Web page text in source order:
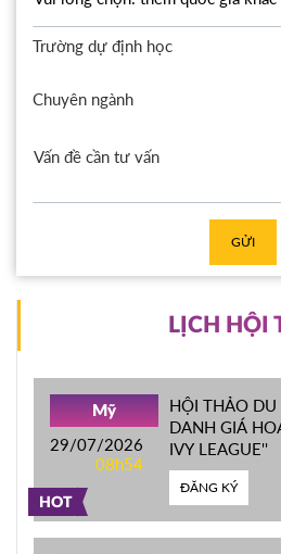
Trường dự định học
Chuyên ngành
GỬI
LỊCH HỘI
HOT
Mỹ
29/07/2026
08h54
HỘI THẢO
DANH GIÁ
IVY LEAGUE''
ĐĂNG KÝ